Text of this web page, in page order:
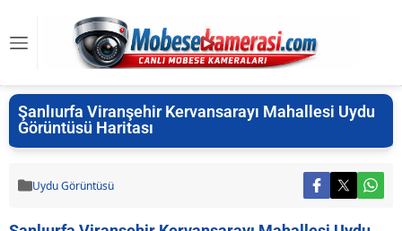
Şanlıurfa Viranşehir Kervansarayı Mahallesi Uydu
Görüntüsü Haritası
Uydu Görüntüsü